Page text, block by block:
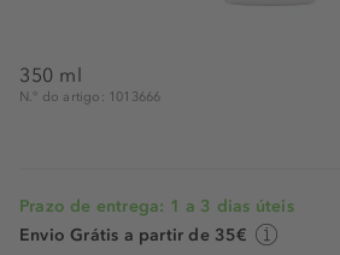
350 ml
N.° do artigo: 1013666
Prazo de entrega: 1 a 3 dias úteis
Envio Grátis a partir de 35€